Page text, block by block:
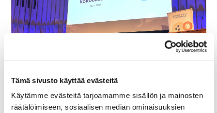
Tämä sivusto käyttää evästeitä
Käytämme evästeitä tarjoamamme sisällön ja mainosten
räätälöimiseen, sosiaalisen median ominaisuuksien
9.12.2024 UUTISET
Helsingin seudun kauppakamarin